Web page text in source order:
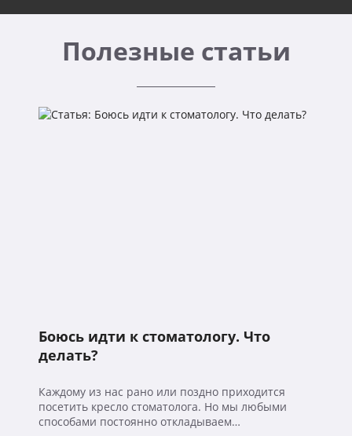
Полезные статьи
Боюсь идти к стоматологу. Что
делать?
Каждому из нас рано или поздно приходится
посетить кресло стоматолога. Но мы любыми
способами постоянно откладываем…